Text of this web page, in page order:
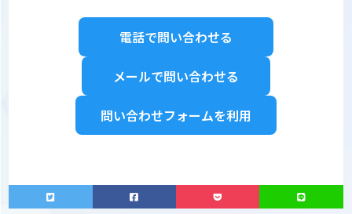
電話で問い合わせる
メールで問い合わせる
問い合わせフォームを利用